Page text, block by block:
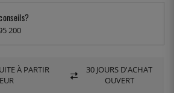
200
À PARTIR
30 JOURS D'ACHAT
OUVERT